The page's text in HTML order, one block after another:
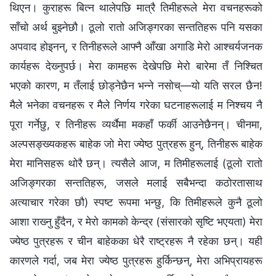
थिएन। कुराहरू बित्न थालेपछि मात्रै तिमीहरूले मेरा वचनहरूको
साँचो अर्थ बुझ्नेछौ। ठूलो रातो अजिङ्गरका सन्ततिहरू पनि यसका
अपवाद होइनन्, र तिनीहरूले आफ्नै आँखा अगाडि मेरो आश्‍चर्यजनक
कार्यहरू देख्‍नुपर्छ। मेरा कामहरू देखेपछि मेरो बारेमा तँ निश्चित
भएको कारण, म तँलाई छोड्नेछैन भन्‍ने नसोच्—यो यति सरल छैन!
मैले भनेका वचनहरू र मैले निर्णय गरेका घटनाहरूलाई म निश्‍चय नै
पूरा गर्नेछु, र तिनीहरू व्यर्थैमा मकहाँ फर्की आउनेछैनन्। चीनमा,
अल्पसङ्ख्यकहरू बाहेक जो मेरा ज्येष्ठ पुत्रहरू हुन्, तिनीहरू बाहेक
मेरा मानिसहरू थोरै छन्। त्यसैले आज, म तिमीहरूलाई (ठूलो रातो
अजिङ्गरका सन्ततिहरू, जसले मलाई सबैभन्दा कठोरतासाथ
अत्याचार गरेका छौ) स्पष्ट रूपमा भन्छु, कि तिमीहरूले कुनै ठूलो
आशा राख्‍नु हुँदैन, र मेरो कामको केन्द्र (संसारको सृष्टि भएयता) मेरा
ज्येष्ठ पुत्रहरू र चीन बाहेकका धेरै राष्ट्रहरू नै रहेका छन्। यही
कारणले गर्दा, जब मेरा ज्येष्ठ पुत्रहरू हुर्किन्छन्, मेरा अभिप्रायहरू